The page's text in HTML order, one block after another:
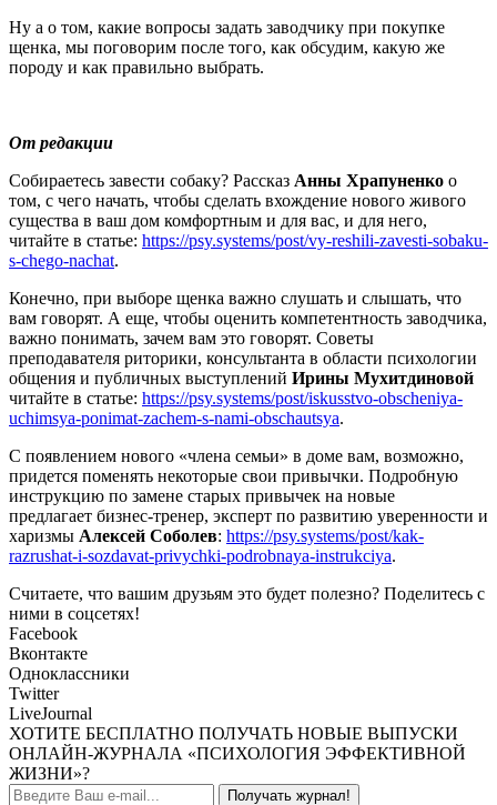
Ну а о том, какие вопросы задать заводчику при покупке
щенка, мы поговорим после того, как обсудим, какую же
породу и как правильно выбрать.
От редакции
Собираетесь завести собаку? Рассказ Анны Храпуненко о
том, с чего начать, чтобы сделать вхождение нового живого
существа в ваш дом комфортным и для вас, и для него,
читайте в статье: https://psy.systems/post/vy-reshili-zavesti-sobaku-
s-chego-nachat.
Конечно, при выборе щенка важно слушать и слышать, что
вам говорят. А еще, чтобы оценить компетентность заводчика,
важно понимать, зачем вам это говорят. Советы
преподавателя риторики, консультанта в области психологии
общения и публичных выступлений Ирины Мухитдиновой
читайте в статье: https://psy.systems/post/iskusstvo-obscheniya-
uchimsya-ponimat-zachem-s-nami-obschautsya.
С появлением нового «члена семьи» в доме вам, возможно,
придется поменять некоторые свои привычки. Подробную
инструкцию по замене старых привычек на новые
предлагает бизнес-тренер, эксперт по развитию уверенности и
харизмы Алексей Соболев: https://psy.systems/post/kak-
razrushat-i-sozdavat-privychki-podrobnaya-instrukciya.
Считаете, что вашим друзьям это будет полезно? Поделитесь с
ними в соцсетях!
Facebook
Вконтакте
Одноклассники
Twitter
LiveJournal
ХОТИТЕ БЕСПЛАТНО ПОЛУЧАТЬ НОВЫЕ ВЫПУСКИ
ОНЛАЙН-ЖУРНАЛА «ПСИХОЛОГИЯ ЭФФЕКТИВНОЙ
ЖИЗНИ»?
Получать журнал!